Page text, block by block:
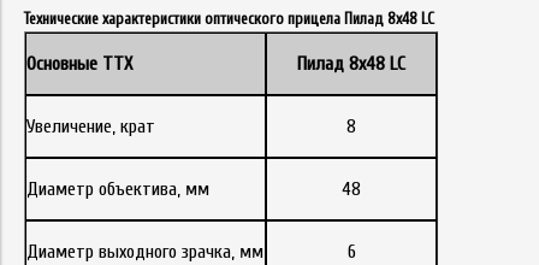
Технические характеристики оптического прицела Пилад 8x48 LC
Основные ТТХ Пилад 8x48 LC
Увеличение, крат 8
Диаметр объектива, мм 48
Диаметр выходного зрачка, мм 6